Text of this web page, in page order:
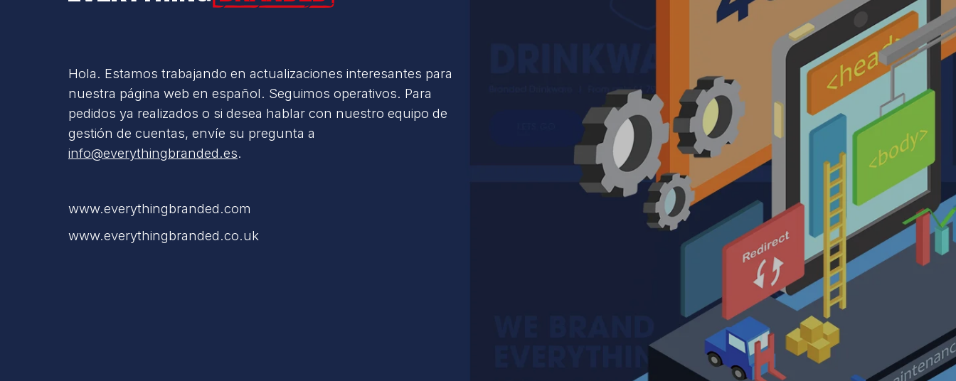
Hola. Estamos trabajando en actualizaciones interesantes para
nuestra página web en español. Seguimos operativos. Para
pedidos ya realizados o si desea hablar con nuestro equipo de
gestión de cuentas, envíe su pregunta a
info@everythingbranded.es.
www.everythingbranded.com
www.everythingbranded.co.uk